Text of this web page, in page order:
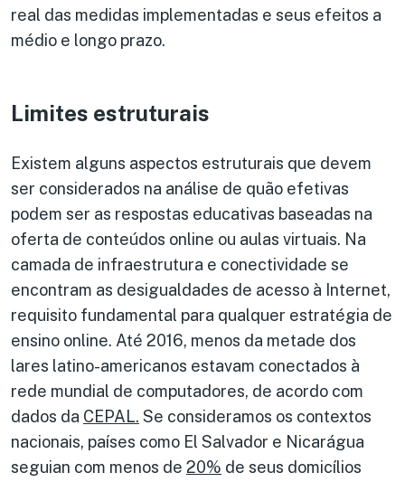
real das medidas implementadas e seus efeitos a
médio e longo prazo.
Limites estruturais
Existem alguns aspectos estruturais que devem
ser considerados na análise de quão efetivas
podem ser as respostas educativas baseadas na
oferta de conteúdos online ou aulas virtuais. Na
camada de infraestrutura e conectividade se
encontram as desigualdades de acesso à Internet,
requisito fundamental para qualquer estratégia de
ensino online. Até 2016, menos da metade dos
lares latino-americanos estavam conectados à
rede mundial de computadores, de acordo com
dados da CEPAL. Se consideramos os contextos
nacionais, países como El Salvador e Nicarágua
seguian com menos de 20% de seus domicílios